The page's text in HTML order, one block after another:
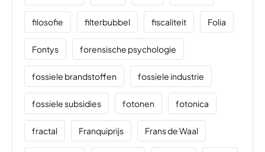
filosofie filterbubbel fiscaliteit Folia
Fontys forensische psychologie
fossiele brandstoffen fossiele industrie
fossiele subsidies fotonen fotonica
fractal Franquiprijs Frans de Waal